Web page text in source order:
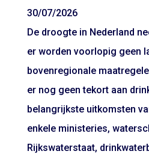
30/07/2026
De droogte in Nederland
er worden voorlopig geen
bovenregionale
er nog geen tekort aan
belangrijkste uitkomsten
enkele ministeries,
Rijkswaterstaat,